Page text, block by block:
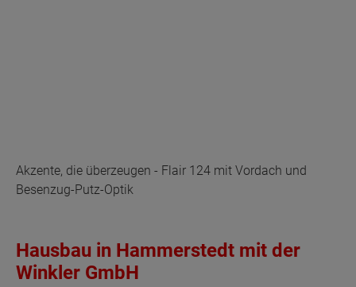
Akzente, die überzeugen - Flair 124 mit Vordach und
Besenzug-Putz-Optik
Hausbau in Hammerstedt mit der
Winkler GmbH